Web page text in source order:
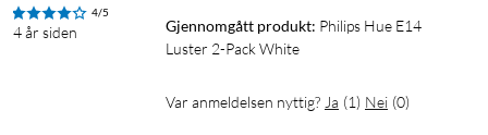
4/5
4 år siden Gjennomgått produkt: Philips Hue E14
Luster 2-Pack White
Var anmeldelsen nyttig? Ja (1) Nei (0)